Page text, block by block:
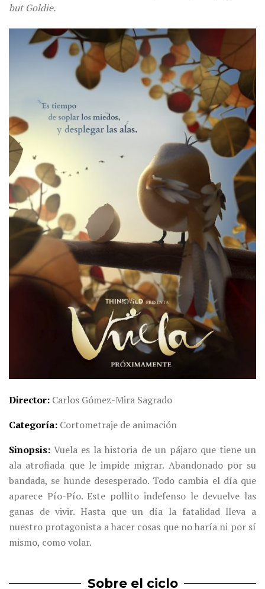
but Goldie.
Director Carlos Gómez-Mira Sagrado
Categoría Cortometraje de animación
Sinopsis Vuela es la historia de un pájaro que tiene un
ala atrofiada que le impide migrar. Abandonado por su
bandada, se hunde desesperado. Todo cambia el día que
aparece Pío-Pío. Este pollito indefenso le devuelve las
ganas de vivir. Hasta que un día la fatalidad lleva a
nuestro protagonista a hacer cosas que no haría ni por sí
mismo, como volar.
Sobre el ciclo